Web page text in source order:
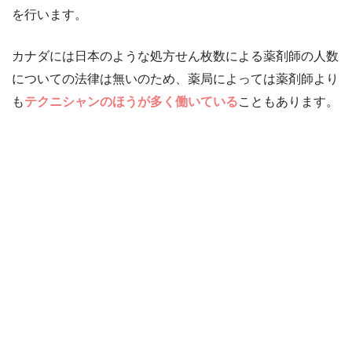
を行います。
カナダには日本のような処方せん枚数による薬剤師の人数
についての法律は無いのため、薬局によっては薬剤師より
もテクニシャンのほうが多く働いていることもあります。